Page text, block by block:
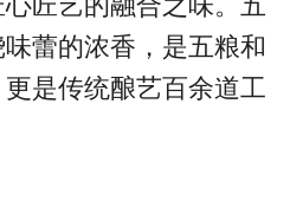
蕾的浓香，是五粮和
是传统酿艺百余道工